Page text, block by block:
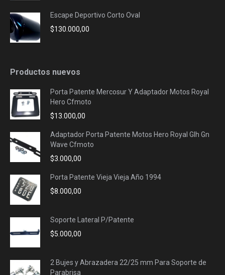
Escape Deportivo Corto Oval
$130.000,00
Productos nuevos
Porta Patente Mercosur Y Adaptador Motos Royal
Hero Cfmoto
$13.000,00
Adaptador Porta Patente Motos Hero Royal Glh Gn
Wave Cfmoto
$3.000,00
Porta Patente Vieja Vieja Año 1994
$8.000,00
Soporte Lateral P/Patente
$5.000,00
2 Bujes y Abrazadera 22/25 mm Para Soporte de
Parabrisa